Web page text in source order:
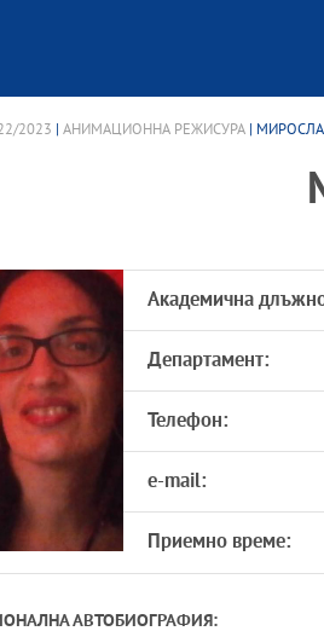
2023 АНИМАЦИОННА РЕЖИСУРА |
Академична
Департамент:
Телефон:
e-mail:
Приемно време:
АВТОБИОГРАФИЯ: